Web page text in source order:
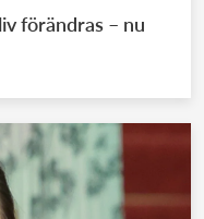
förändras – nu